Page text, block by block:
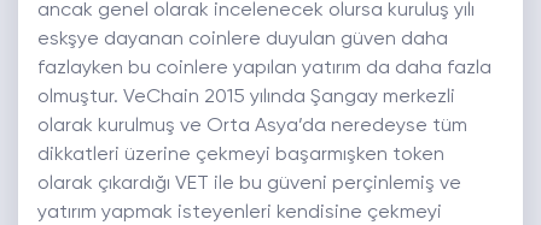
ancak genel olarak incelenecek olursa kuruluş yılı
eskşye dayanan coinlere duyulan güven daha
fazlayken bu coinlere yapılan yatırım da daha fazla
olmuştur. VeChain 2015 yılında Şangay merkezli
olarak kurulmuş ve Orta Asya’da neredeyse tüm
dikkatleri üzerine çekmeyi başarmışken token
olarak çıkardığı VET ile bu güveni perçinlemiş ve
yatırım yapmak isteyenleri kendisine çekmeyi